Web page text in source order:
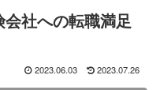
社への転職満足
2023.06.03 2023.07.26